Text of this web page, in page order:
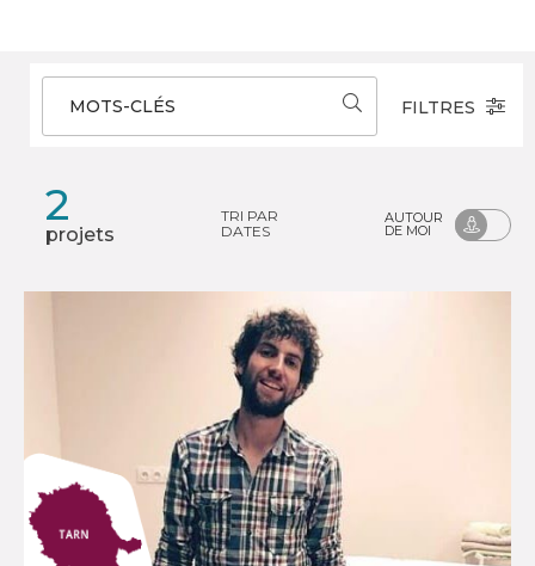
MOTS-CLÉS FILTRES
2
projets
TRI PAR
DATES
AUTOUR
DE MOI